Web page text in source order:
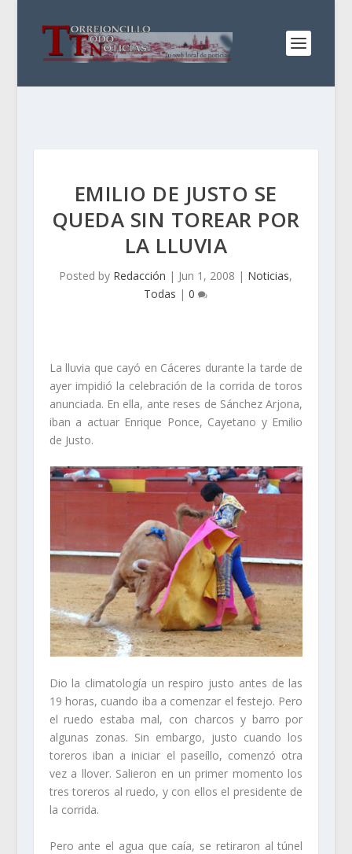
EMILIO DE JUSTO SE
QUEDA SIN TOREAR POR
LA LLUVIA
Posted by Redacción | Jun 1, 2008 | Noticias,
Todas |0
La lluvia que cayó en Cáceres durante la tarde de
ayer impidió la celebración de la corrida de toros
anunciada. En ella, ante reses de Sánchez Arjona,
iban a actuar Enrique Ponce, Cayetano y Emilio
de Justo.
Dio la climatología un respiro justo antes de las
19 horas, cuando iba a comenzar el festejo. Pero
el ruedo estaba mal, con charcos y barro por
algunas zonas. Sin embargo, justo cuando los
toreros iban a iniciar el paseíllo, comenzó otra
vez a llover. Salieron en un primer momento los
tres toreros al ruedo, y con ellos el presidente de
la corrida.
Pero ante el agua que caía, se retiraron al túnel